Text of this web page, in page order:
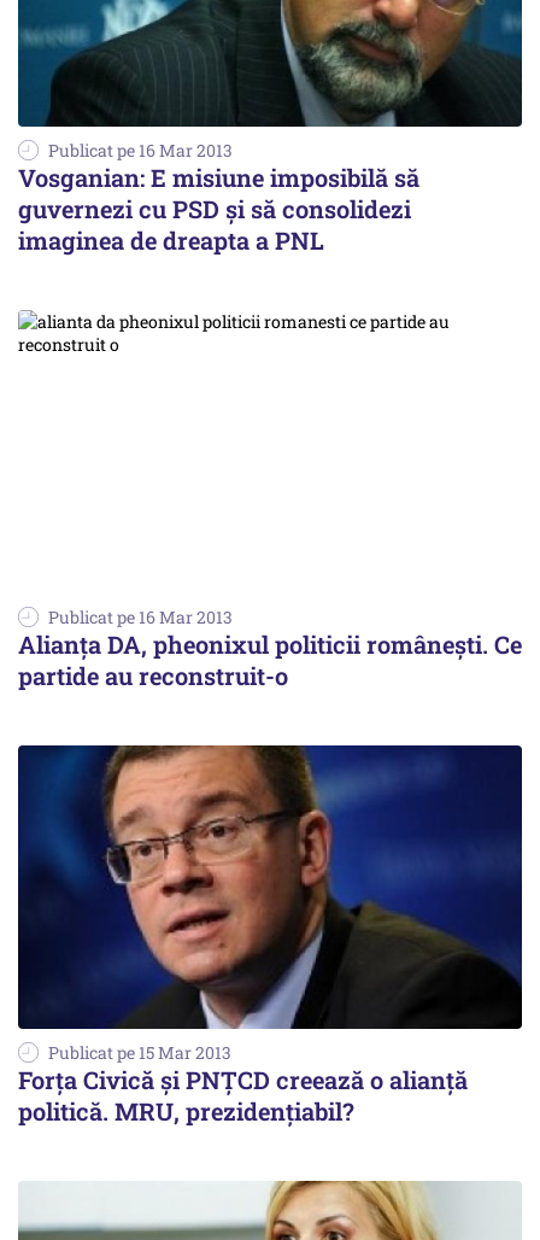
Publicat pe 16 Mar 2013
Vosganian: E misiune imposibilă să
guvernezi cu PSD și să consolidezi
imaginea de dreapta a PNL
Publicat pe 16 Mar 2013
Alianța DA, pheonixul politicii românești. Ce
partide au reconstruit-o
Publicat pe 15 Mar 2013
Forța Civică și PNȚCD creează o alianță
politică. MRU, prezidențiabil?